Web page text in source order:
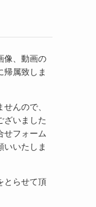
像、動画の
帰属致しま
んので、
ざいました
せフォーム
いいたしま
とらせて頂